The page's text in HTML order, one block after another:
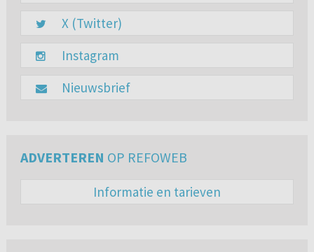
X (Twitter)
Instagram
Nieuwsbrief
ADVERTEREN OP REFOWEB
Informatie en tarieven